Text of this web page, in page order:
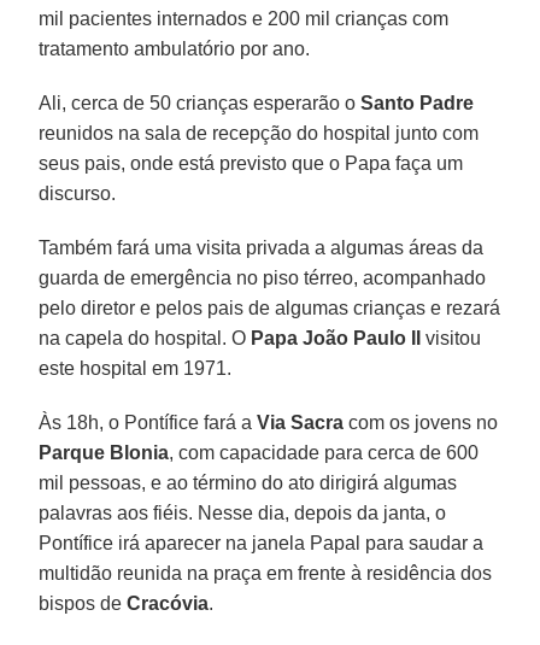
mil pacientes internados e 200 mil crianças com
tratamento ambulatório por ano.
Ali, cerca de 50 crianças esperarão o Santo Padre
reunidos na sala de recepção do hospital junto com
seus pais, onde está previsto que o Papa faça um
discurso.
Também fará uma visita privada a algumas áreas da
guarda de emergência no piso térreo, acompanhado
pelo diretor e pelos pais de algumas crianças e rezará
na capela do hospital. O Papa João Paulo II
visitou
este hospital em 1971.
Às 18h, o Pontífice fará aVia Sacra com os jovens no
Parque Blonia, com capacidade para cerca de 600
mil pessoas, e ao término do ato dirigirá algumas
palavras aos fiéis. Nesse dia, depois da janta, o
Pontífice irá aparecer na janela Papal para saudar a
multidão reunida na praça em frente à residência dos
bispos deCracóvia.